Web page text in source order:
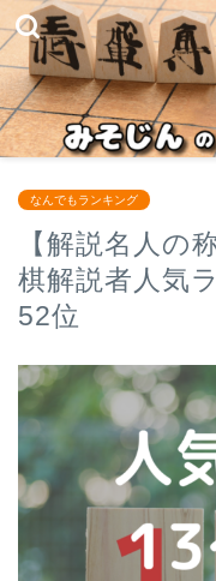
なんでもランキング
【解説名人の
棋解説者人気
52位